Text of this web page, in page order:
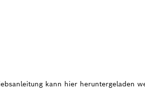
kann hier heruntergeladen